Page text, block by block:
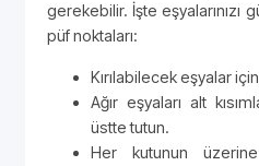
gerekebilir. İşte eşyalarınızı
püf noktaları:
Kırılabilecek eşyalar
Ağır eşyaları alt
üstte tutun.
Her kutunun